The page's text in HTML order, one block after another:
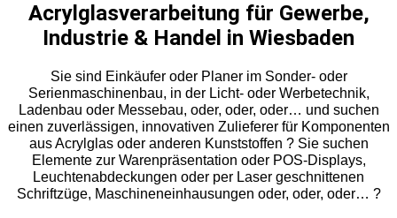
Acrylglasverarbeitung für Gewerbe,
Industrie & Handel in Wiesbaden
Sie sind Einkäufer oder Planer im Sonder- oder
Serienmaschinenbau, in der Licht- oder Werbetechnik,
Ladenbau oder Messebau, oder, oder, oder… und suchen
einen zuverlässigen, innovativen Zulieferer für Komponenten
aus Acrylglas oder anderen Kunststoffen ? Sie suchen
Elemente zur Warenpräsentation oder POS-Displays,
Leuchtenabdeckungen oder per Laser geschnittenen
Schriftzüge, Maschineneinhausungen oder, oder, oder… ?